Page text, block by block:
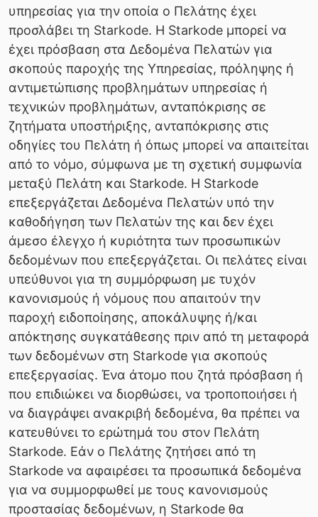
υπηρεσίας για την οποία ο Πελάτης έχει
προσλάβει τη Starkode. Η Starkode μπορεί να
έχει πρόσβαση στα Δεδομένα Πελατών για
σκοπούς παροχής της Υπηρεσίας, πρόληψης ή
αντιμετώπισης προβλημάτων υπηρεσίας ή
τεχνικών προβλημάτων, ανταπόκρισης σε
ζητήματα υποστήριξης, ανταπόκρισης στις
οδηγίες του Πελάτη ή όπως μπορεί να απαιτείται
από το νόμο, σύμφωνα με τη σχετική συμφωνία
μεταξύ Πελάτη και Starkode. Η Starkode
επεξεργάζεται Δεδομένα Πελατών υπό την
καθοδήγηση των Πελατών της και δεν έχει
άμεσο έλεγχο ή κυριότητα των προσωπικών
δεδομένων που επεξεργάζεται. Οι πελάτες είναι
υπεύθυνοι για τη συμμόρφωση με τυχόν
κανονισμούς ή νόμους που απαιτούν την
παροχή ειδοποίησης, αποκάλυψης ή/και
απόκτησης συγκατάθεσης πριν από τη μεταφορά
των δεδομένων στη Starkode για σκοπούς
επεξεργασίας. Ένα άτομο που ζητά πρόσβαση ή
που επιδιώκει να διορθώσει, να τροποποιήσει ή
να διαγράψει ανακριβή δεδομένα, θα πρέπει να
κατευθύνει το ερώτημά του στον Πελάτη
Starkode. Εάν ο Πελάτης ζητήσει από τη
Starkode να αφαιρέσει τα προσωπικά δεδομένα
για να συμμορφωθεί με τους κανονισμούς
προστασίας δεδομένων, η Starkode θα